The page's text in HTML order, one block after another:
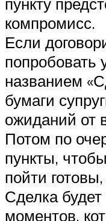
компромисс.
Если
попробовать
названием
бумаги
ожиданий от
Потом по
пункты,
пойти
Сделка будет
моментов,